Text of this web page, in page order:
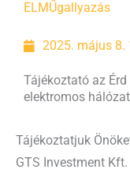
ELMŰgallyazás
2025. május 8.
Tájékoztató az
elektromos
Tájékoztatjuk
GTS Investment